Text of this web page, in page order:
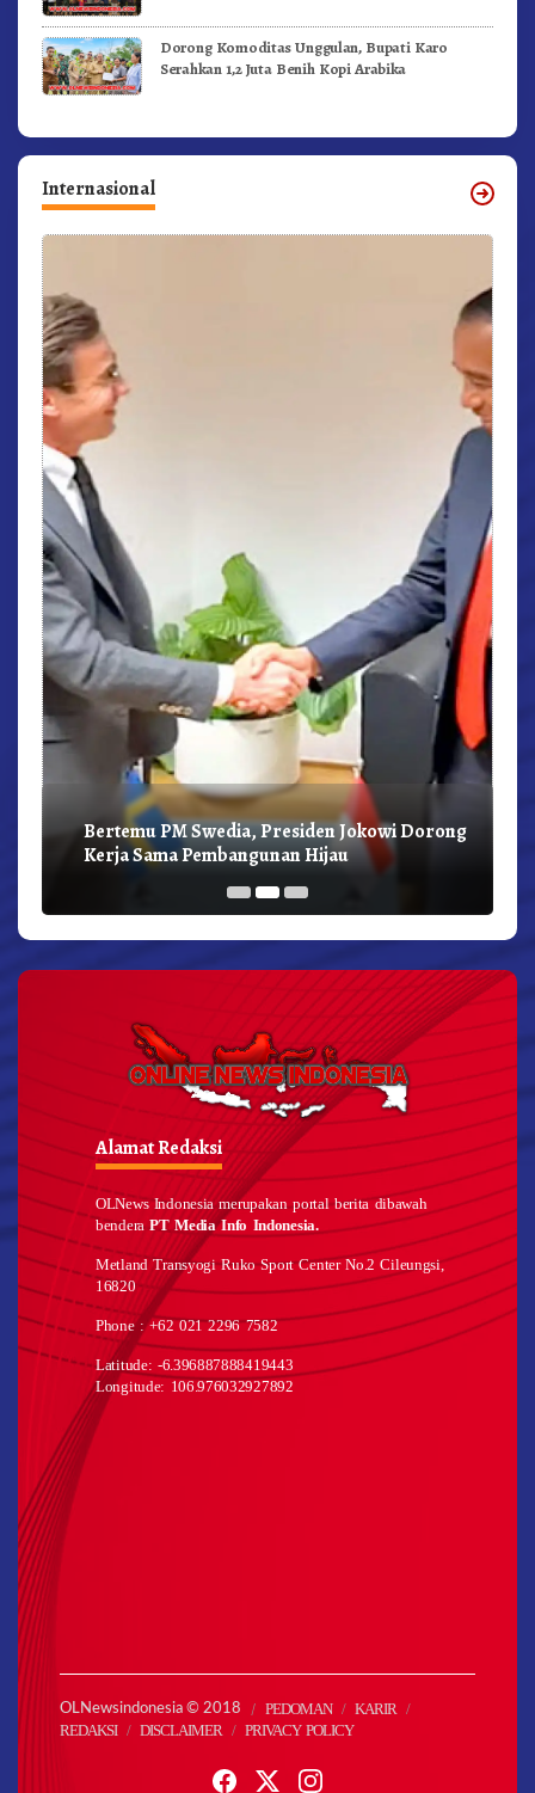
Dorong Komoditas Unggulan, Bupati Karo
Serahkan 1,2 Juta Benih Kopi Arabika
Internasional
Bertemu PM Swedia, Presiden Jokowi Dorong
Kerja Sama Pembangunan Hijau
Alamat Redaksi
OLNews Indonesia merupakan portal berita dibawah
benderaPT Media Info Indonesia.
Metland Transyogi Ruko Sport Center No.2 Cileungsi,
16820
Phone : +62 021 2296 7582
Latitude: -6.396887888419443
Longitude: 106.976032927892
OLNewsindonesia © 2018 PEDOMAN
KARIR
REDAKSI
DISCLAIMER PRIVACY POLICY